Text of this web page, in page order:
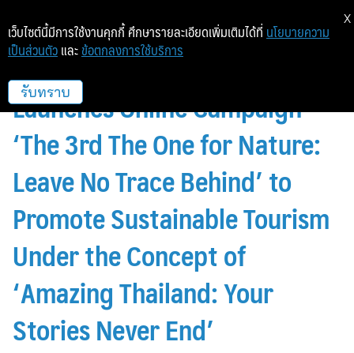
Tourism Authority of Thailand
Launches Online Campaign
‘The 3rd The One for Nature:
Leave No Trace Behind’ to
Promote Sustainable Tourism
Under the Concept of
‘Amazing Thailand: Your
Stories Never End’
เว็บไซต์นี้มีการใช้งานคุกกี้ ศึกษารายละเอียดเพิ่มเติมได้ที่ นโยบายความ
เป็นส่วนตัว และ ข้อตกลงการใช้บริการ
รับทราบ
X